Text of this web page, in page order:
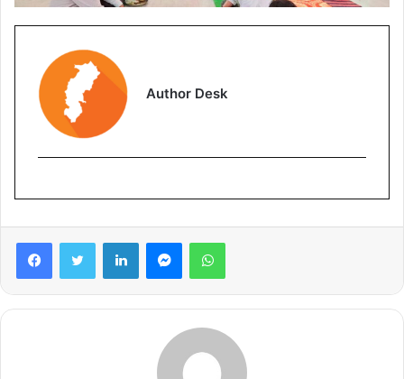
Author Desk
FacebookTwitter LinkedInMessengerWhatsApp